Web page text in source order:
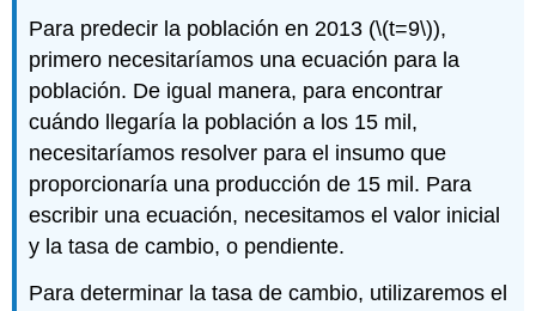
Para predecir la población en 2013 (\(t=9\)),
primero necesitaríamos una ecuación para la
población. De igual manera, para encontrar
cuándo llegaría la población a los 15 mil,
necesitaríamos resolver para el insumo que
proporcionaría una producción de 15 mil. Para
escribir una ecuación, necesitamos el valor inicial
y la tasa de cambio, o pendiente.
Para determinar la tasa de cambio, utilizaremos el